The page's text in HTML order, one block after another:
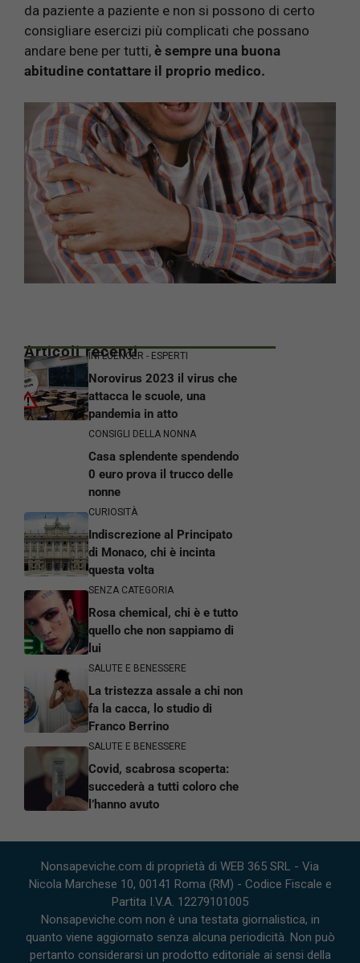
da paziente a paziente e non si possono di certo
consigliare esercizi più complicati che possano
andare bene per tutti, è sempre una buona
abitudine contattare il proprio medico.
Articoli recentiINFLUENCER - ESPERTI
Norovirus 2023 il virus che
attacca le scuole, una
pandemia in atto
CONSIGLI DELLA NONNA
Casa splendente spendendo
0 euro prova il trucco delle
nonne
CURIOSITÀ
Indiscrezione al Principato
di Monaco, chi è incinta
questa volta
SENZA CATEGORIA
Rosa chemical, chi è e tutto
quello che non sappiamo di
lui
SALUTE E BENESSERE
La tristezza assale a chi non
fa la cacca, lo studio di
Franco Berrino
SALUTE E BENESSERE
Covid, scabrosa scoperta:
succederà a tutti coloro che
l’hanno avuto
Nonsapeviche.com di proprietà di WEB 365 SRL - Via
Nicola Marchese 10, 00141 Roma (RM) - Codice Fiscale e
Partita I.V.A. 12279101005
Nonsapeviche.com non è una testata giornalistica, in
quanto viene aggiornato senza alcuna periodicità. Non può
pertanto considerarsi un prodotto editoriale ai sensi della